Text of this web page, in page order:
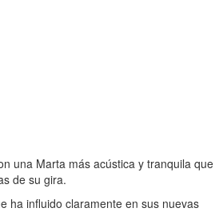
una Marta más acústica y tranquila que
de su gira.
ha influido claramente en sus nuevas